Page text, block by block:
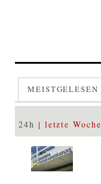
MEISTGELESEN
24h letzte Woche